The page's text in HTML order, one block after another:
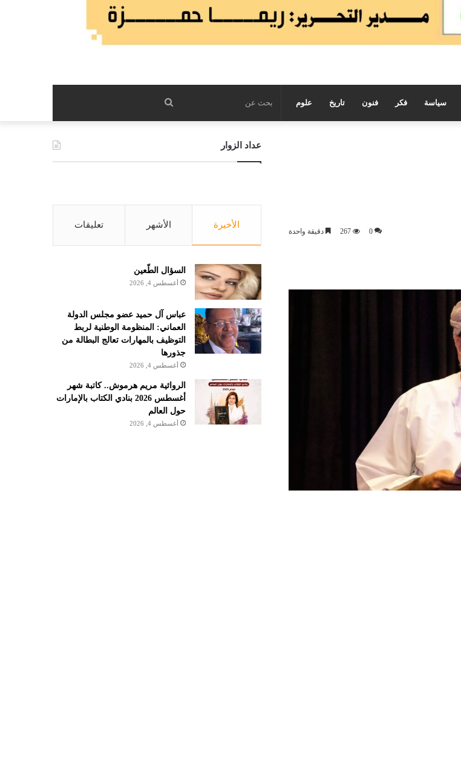
سياسة فكر فنون تاريخ علوم بحث
0
267 دقيقة واحدة
عداد الزوار
الأخيرة الأشهر تعليقات
السؤال الطّعين
أغسطس 4, 2026
عباس آل حميد عضو مجلس الدولة
العماني: المنظومة الوطنية لربط
التوظيف بالمهارات تعالج البطالة من
جذورها
أغسطس 4, 2026
الروائية مريم هرموش.. كاتبة شهر
أغسطس 2026 بنادي الكتاب بالإمارات
حول العالم
أغسطس 4, 2026